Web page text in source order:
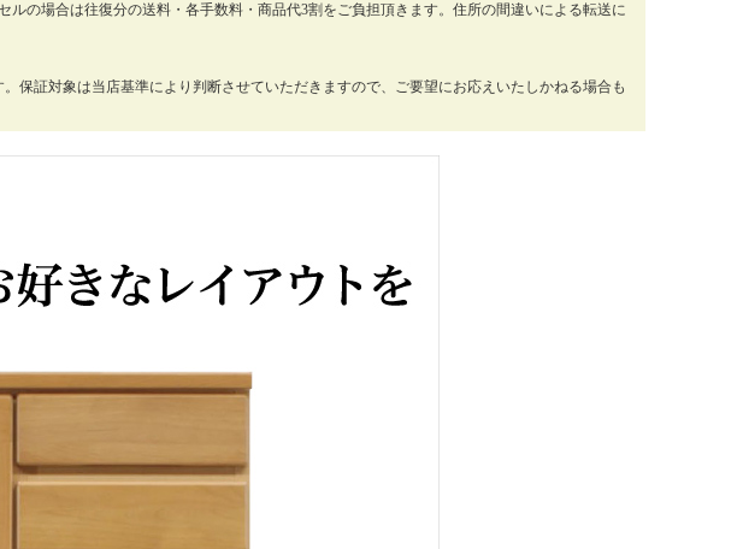
の場合は往復分の送料・各手数料・商品代3割をご負担頂きます。住所の間違いによる転送に
保証対象は当店基準により判断させていただきますので、ご要望にお応えいたしかねる場合も